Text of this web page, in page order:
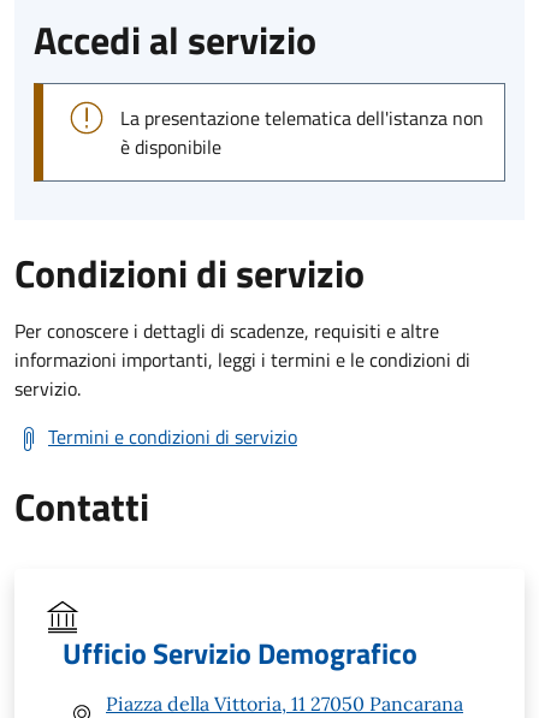
Accedi al servizio
La presentazione telematica dell'istanza non
è disponibile
Condizioni di servizio
Per conoscere i dettagli di scadenze, requisiti e altre
informazioni importanti, leggi i termini e le condizioni di
servizio.
Termini e condizioni di servizio
Contatti
Ufficio Servizio Demografico
Piazza della Vittoria, 11 27050 Pancarana